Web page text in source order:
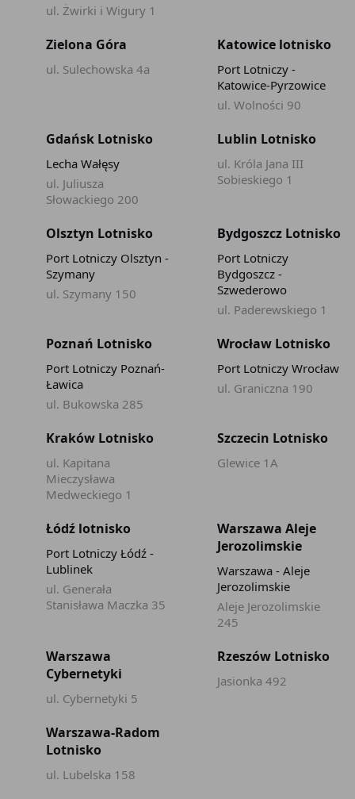
ul. Żwirki i Wigury 1
Zielona Góra
ul. Sulechowska 4a
Katowice lotnisko
Port Lotniczy -
Katowice-Pyrzowice
ul. Wolności 90
Gdańsk Lotnisko
Lecha Wałęsy
ul. Juliusza
Słowackiego 200
Lublin Lotnisko
ul. Króla Jana III
Sobieskiego 1
Olsztyn Lotnisko
Port Lotniczy Olsztyn -
Szymany
ul. Szymany 150
Bydgoszcz Lotnisko
Port Lotniczy
Bydgoszcz -
Szwederowo
ul. Paderewskiego 1
Poznań Lotnisko
Port Lotniczy Poznań-
Ławica
ul. Bukowska 285
Wrocław Lotnisko
Port Lotniczy Wrocław
ul. Graniczna 190
Kraków Lotnisko
ul. Kapitana
Mieczysława
Medweckiego 1
Szczecin Lotnisko
Glewice 1A
Łódź lotnisko
Port Lotniczy Łódź -
Lublinek
ul. Generała
Stanisława Maczka 35
Warszawa Aleje
Jerozolimskie
Warszawa - Aleje
Jerozolimskie
Aleje Jerozolimskie
245
Warszawa
Cybernetyki
ul. Cybernetyki 5
Rzeszów Lotnisko
Jasionka 492
Warszawa-Radom
Lotnisko
ul. Lubelska 158